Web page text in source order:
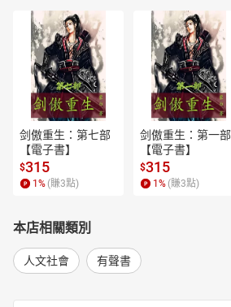
剑傲重生：第七部
【電子書】
$315
1 % (賺3點)
剑傲重生：第一部
【電子書】
$315
1 % (賺3點)
本店相關類別
人文社會 有聲書